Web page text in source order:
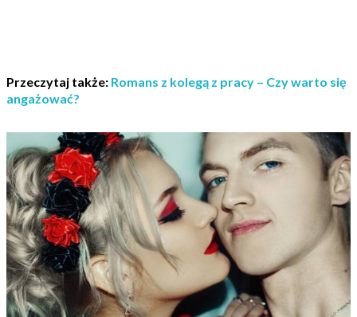
Przeczytaj także: Romans z kolegą z pracy – Czy warto się
angażować?